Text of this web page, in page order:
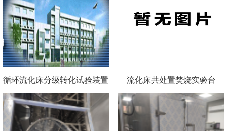
循环流化床分级转化试验装置 流化床共处置焚烧实验台